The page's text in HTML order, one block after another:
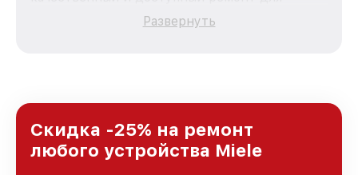
каждого пользователя продукции Miele, вне
зависимости от сложности поломки. Мы
и лояльности наших клиентов.
Развернуть
Скидка -25% на ремонт
любого устройства Miele